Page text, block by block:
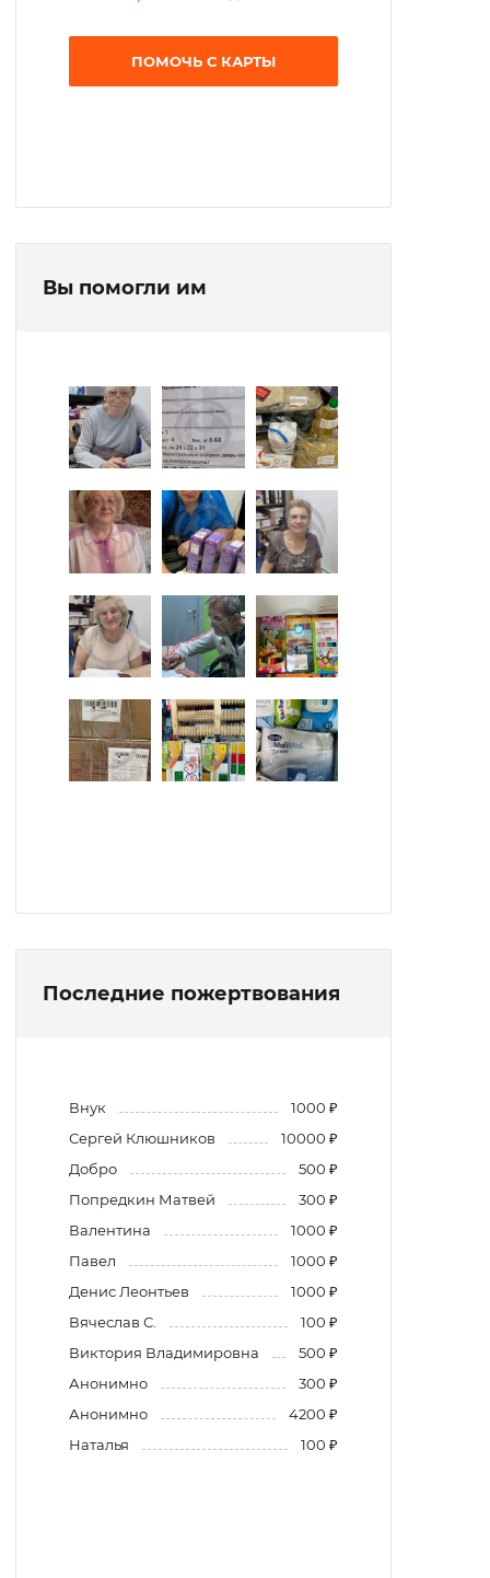
ПОМОЧЬ С КАРТЫ
Вы помогли им
Последние пожертвования
Внук
1000 ₽
Сергей Клюшников
10000 ₽
Добро
500 ₽
Попредкин Матвей
300 ₽
Валентина
1000 ₽
Павел
1000 ₽
Денис Леонтьев
1000 ₽
Вячеслав С.
100 ₽
Виктория Владимировна
500 ₽
Анонимно
300 ₽
Анонимно
4200 ₽
Наталья
100 ₽